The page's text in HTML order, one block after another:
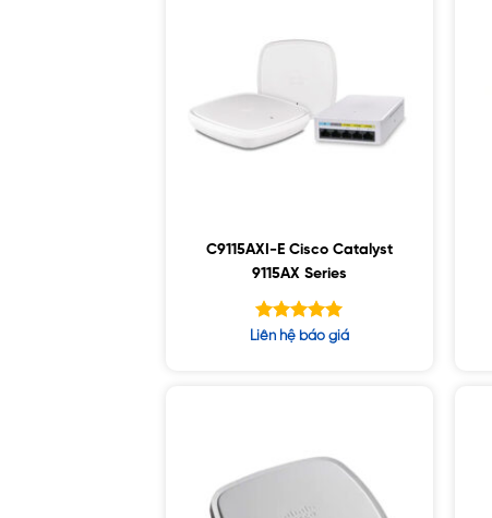
C9115AXI-E Cisco Catalyst
9115AX Series
Được xếp
Liên hệ báo giá